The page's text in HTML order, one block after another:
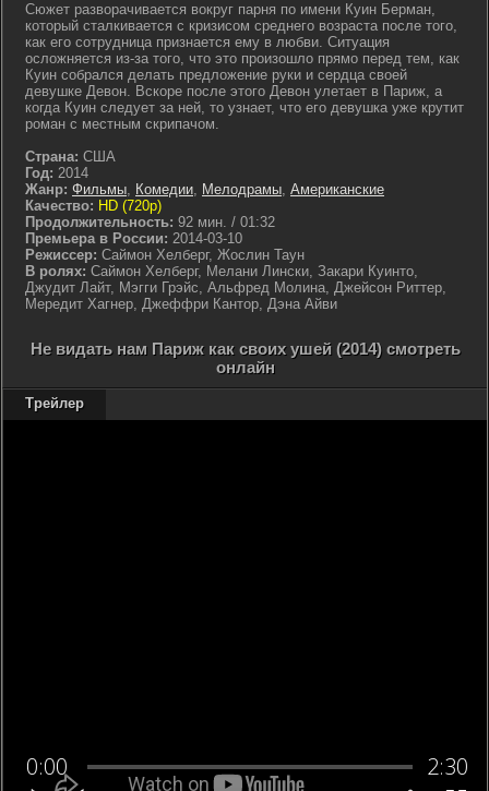
Сюжет разворачивается вокруг парня по имени Куин Берман,
который сталкивается с кризисом среднего возраста после того,
как его сотрудница признается ему в любви. Ситуация
осложняется из-за того, что это произошло прямо перед тем, как
Куин собрался делать предложение руки и сердца своей
девушке Девон. Вскоре после этого Девон улетает в Париж, а
когда Куин следует за ней, то узнает, что его девушка уже крутит
роман с местным скрипачом.
Страна: США
Год: 2014
Жанр: Фильмы, Комедии, Мелодрамы, Американские
Качество: HD (720p)
Продолжительность: 92 мин. / 01:32
Премьера в России: 2014-03-10
Режиссер: Саймон Хелберг, Жослин Таун
В ролях: Саймон Хелберг, Мелани Лински, Закари Куинто,
Джудит Лайт, Мэгги Грэйс, Альфред Молина, Джейсон Риттер,
Мередит Хагнер, Джеффри Кантор, Дэна Айви
Не видать нам Париж как своих ушей (2014) смотреть
онлайн
Трейлер